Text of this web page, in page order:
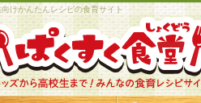
向けかんたんレシピの食育サイト